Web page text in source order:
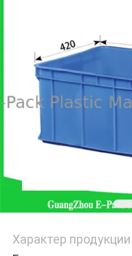
Характер продукции